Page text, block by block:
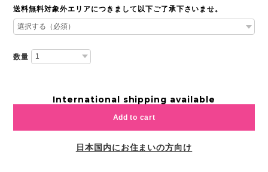
送料無料対象外エリアにつきまして以下ご了承下さいませ。
数量
International shipping available
Add to cart
日本国内にお住まいの方向け